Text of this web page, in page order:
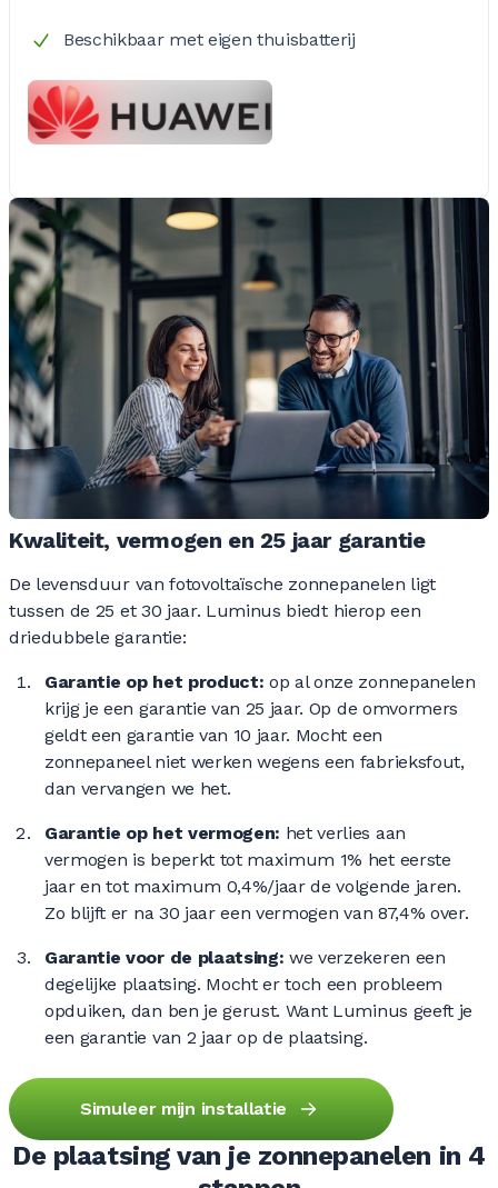
Beschikbaar met eigen thuisbatterij
Kwaliteit, vermogen en 25 jaar garantie
De levensduur van fotovoltaïsche zonnepanelen ligt
tussen de 25 et 30 jaar. Luminus biedt hierop een
driedubbele garantie:
Garantie op het product: op al onze zonnepanelen
krijg je een garantie van 25 jaar. Op de omvormers
geldt een garantie van 10 jaar. Mocht een
zonnepaneel niet werken wegens een fabrieksfout,
dan vervangen we het.
Garantie op het vermogen: het verlies aan
vermogen is beperkt tot maximum 1% het eerste
jaar en tot maximum 0,4%/jaar de volgende jaren.
Zo blijft er na 30 jaar een vermogen van 87,4% over.
Garantie voor de plaatsing: we verzekeren een
degelijke plaatsing. Mocht er toch een probleem
opduiken, dan ben je gerust. Want Luminus geeft je
een garantie van 2 jaar op de plaatsing.
Simuleer mijn installatie
De plaatsing van je zonnepanelen in 4